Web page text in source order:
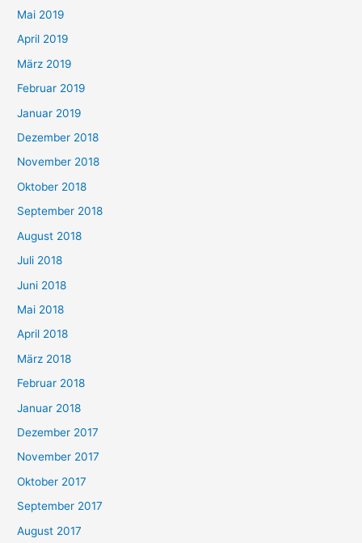
Mai 2019
April 2019
März 2019
Februar 2019
Januar 2019
Dezember 2018
November 2018
Oktober 2018
September 2018
August 2018
Juli 2018
Juni 2018
Mai 2018
April 2018
März 2018
Februar 2018
Januar 2018
Dezember 2017
November 2017
Oktober 2017
September 2017
August 2017